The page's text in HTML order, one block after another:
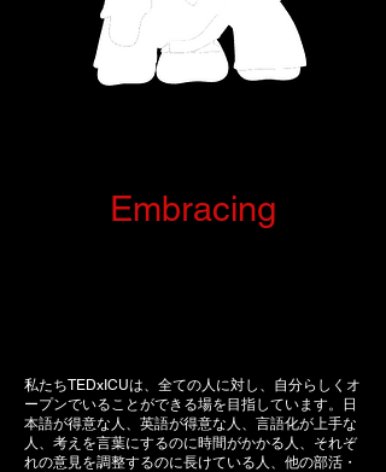
​Embracing
私たちTEDxICUは、全ての人に対し、自分らしくオ
ープンでいることができる場を目指しています。日
本語が得意な人、英語が得意な人、言語化が上手な
人、考えを言葉にするのに時間がかかる人、それぞ
れの意見を調整するのに長けている人、他の部活・